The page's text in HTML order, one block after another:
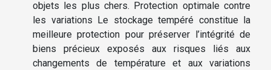
objets les plus chers. Protection optimale contre
les variations Le stockage tempéré constitue la
meilleure protection pour préserver l’intégrité de
biens précieux exposés aux risques liés aux
changements de température et aux variations